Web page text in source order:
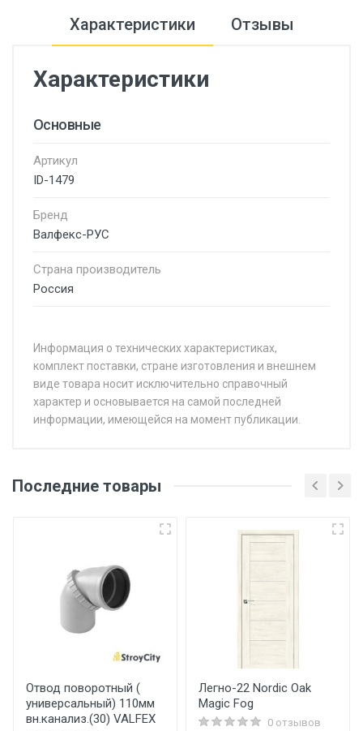
Характеристики Отзывы
Характеристики
Основные
Артикул
ID-1479
Бренд
Валфекс-РУС
Страна производитель
Россия
Информация о технических характеристиках,
комплект поставки, стране изготовления и внешнем
виде товара носит исключительно справочный
характер и основывается на самой последней
информации, имеющейся на момент публикации.
Последние товары
Отвод поворотный (
универсальный) 110мм
вн.канализ.(30) VALFEX
Легно-22 Nordic Oak
Magic Fog
0 отзывов